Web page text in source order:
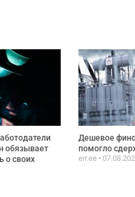
обязывает
о своих
Дешевое
помогло
err.ee